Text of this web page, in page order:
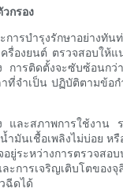
กรอง
ารบำรุงรักษาอย่า
องยนต์ ตรวจสอบใ
การติดตั้งจะซับซ้อ
จำเป็น ปฏิบัติตามข้
ละสภาพการใช้งา
มันเชื้อเพลิงไม่บ่อย
อยู่ระหว่างการตรว
การเจริญเติบโตข
ฉีดได้